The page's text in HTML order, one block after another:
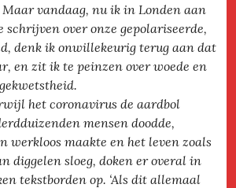
vandaag, nu ik in Londen aan
over onze gepolariseerde,
denk ik onwillekeurig terug aan dat
en zit ik te peinzen over woede en
het coronavirus de aardbol
mensen doodde,
werkloos maakte en het leven zoals
diggelen sloeg, doken er overal in
tekstborden op. ‘Als dit allemaal